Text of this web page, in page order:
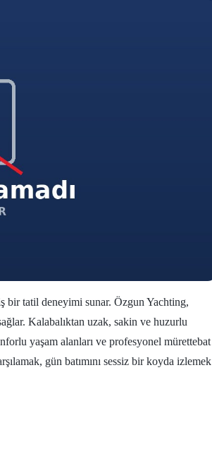
bir tatil deneyimi sunar. Özgun Yachting,
Kalabalıktan uzak, sakin ve huzurlu
yaşam alanları ve profesyonel mürettebat
gün batımını sessiz bir koyda izlemek